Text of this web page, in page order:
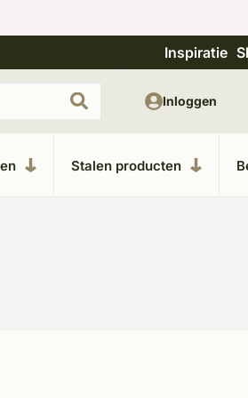
Uitgebreide showroom in
Inspiratie
Stalen producten
Inloggen